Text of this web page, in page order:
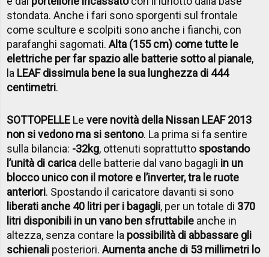
stondata. Anche i fari sono sporgenti sul frontale
come sculture e scolpiti sono anche i fianchi, con
parafanghi sagomati.Alta (155 cm) come tutte le
elettriche per far spazio alle batterie sotto al pianale,
la LEAF dissimula bene la sua lunghezza di 444
centimetri.
SOTTOPELLE Levere novità della Nissan LEAF 2013
non si vedono ma si sentono. La prima si fa sentire
sulla bilancia: -32kg, ottenuti soprattutto spostando
l’unità di carica delle batterie dal vano bagagli in un
blocco unico con il motore e l’inverter, tra le ruote
anteriori. Spostando il caricatore davanti si sono
liberati anche 40 litri per i bagagli, per un totale di 370
litri disponibili in un vano ben sfruttabile anche in
altezza, senza contare la possibilità di abbassare gli
schienali posteriori.Aumenta anche di 53 millimetri lo